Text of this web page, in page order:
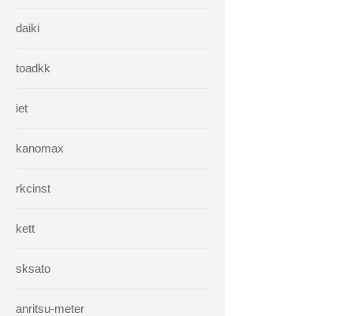
daiki
toadkk
iet
kanomax
rkcinst
kett
sksato
anritsu-meter